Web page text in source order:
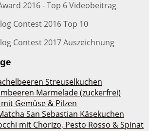
Streuselkuchen
Marmelade (zuckerfrei)
Gemüse & Pilzen
San Sebastian Käsekuchen
mit Chorizo, Pesto Rosso & Spinat